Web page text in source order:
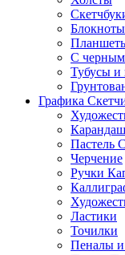
Блокноты
С
Тубусы и
Графика
Пастель
Черчение
Ручки
Ластики
Точилки
Пеналы и